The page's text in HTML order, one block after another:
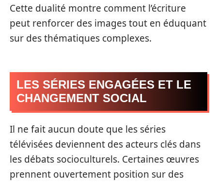
Cette dualité montre comment l’écriture
peut renforcer des images tout en éduquant
sur des thématiques complexes.
LES SÉRIES ENGAGÉES ET LE
CHANGEMENT SOCIAL
Il ne fait aucun doute que les séries
télévisées deviennent des acteurs clés dans
les débats socioculturels. Certaines œuvres
prennent ouvertement position sur des